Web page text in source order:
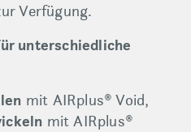
Verfügung.
unterschiedliche
mit AIRplus® Void,
mit AIRplus®